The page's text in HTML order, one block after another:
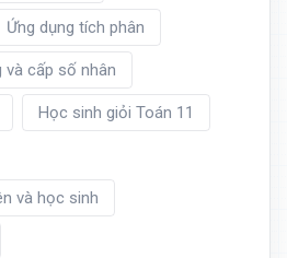
Ứng dụng tích phân
cấp số nhân
Học sinh giỏi Toán 11
và học sinh